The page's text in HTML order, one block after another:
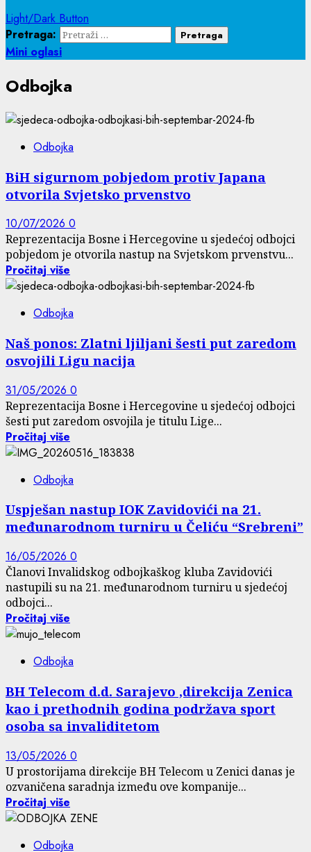
Light/Dark Button
Pretraga:
Mini oglasi
Odbojka
Odbojka
BiH sigurnom pobjedom protiv Japana
otvorila Svjetsko prvenstvo
10/07/2026 0
Reprezentacija Bosne i Hercegovine u sjedećoj odbojci
pobjedom je otvorila nastup na Svjetskom prvenstvu...
Pročitaj više
Odbojka
Naš ponos: Zlatni ljiljani šesti put zaredom
osvojili Ligu nacija
31/05/2026 0
Reprezentacija Bosne i Hercegovine u sjedećoj odbojci
šesti put zaredom osvojila je titulu Lige...
Pročitaj više
Odbojka
Uspješan nastup IOK Zavidovići na 21.
međunarodnom turniru u Čeliću “Srebreni”
16/05/2026 0
Članovi Invalidskog odbojkaškog kluba Zavidovići
nastupili su na 21. međunarodnom turniru u sjedećoj
odbojci...
Pročitaj više
Odbojka
BH Telecom d.d. Sarajevo ,direkcija Zenica
kao i prethodnih godina podržava sport
osoba sa invaliditetom
13/05/2026 0
U prostorijama direkcije BH Telecom u Zenici danas je
ozvaničena saradnja između ove kompanije...
Pročitaj više
Odbojka